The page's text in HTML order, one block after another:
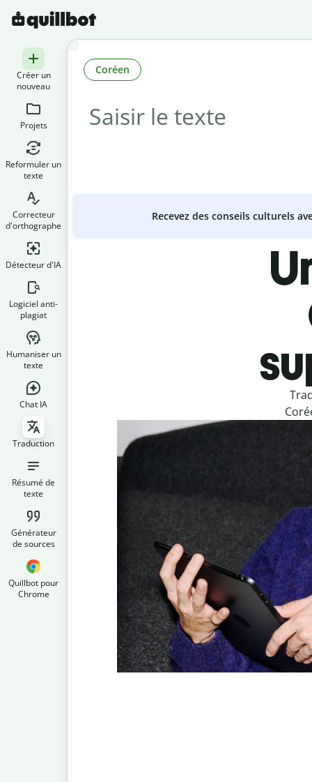
Créer un
nouveau
Projets
Reformuler un
texte
Correcteur
d'orthographe
Détecteur d'IA
Logiciel anti-
plagiat
Humaniser un
texte
Chat IA
Traduction
Résumé de
texte
Générateur
de sources
Quillbot pour
Chrome
Coréen
Recevez des conseils culturels